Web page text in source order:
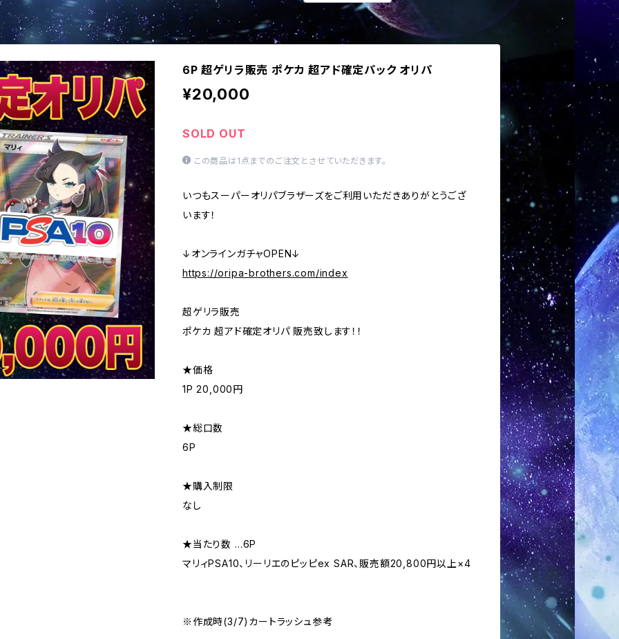
6P 超ゲリラ販売 ポケカ 超アド確定パック オリパ
¥20,000
SOLD OUT
この商品は1点までのご注文とさせていただきます。
いつもスーパーオリパブラザーズをご利用いただきありがとうござ
います！
↓オンラインガチャOPEN↓
https://oripa-brothers.com/index
超ゲリラ販売
ポケカ 超アド確定オリパ 販売致します！！
★価格
1P 20,000円
★総口数
6P
★購入制限
なし
★当たり数 …6P
マリィPSA10、リーリエのピッピex SAR、販売額20,800円以上×4
※作成時(3/7)カートラッシュ参考